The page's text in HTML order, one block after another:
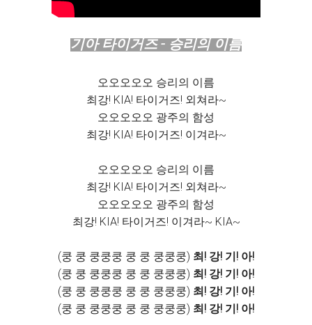
기아 타이거즈 - 승리의 이름
오오오오오 승리의 이름
최강! KIA! 타이거즈! 외쳐라~
오오오오오 광주의 함성
최강! KIA! 타이거즈! 이겨라~
오오오오오 승리의 이름
최강! KIA! 타이거즈! 외쳐라~
오오오오오 광주의 함성
최강! KIA! 타이거즈! 이겨라~ KIA~
(쿵 쿵 쿵쿵쿵 쿵 쿵 쿵쿵쿵) 최! 강! 기! 아!
(쿵 쿵 쿵쿵쿵 쿵 쿵 쿵쿵쿵) 최! 강! 기! 아!
(쿵 쿵 쿵쿵쿵 쿵 쿵 쿵쿵쿵) 최! 강! 기! 아!
(쿵 쿵 쿵쿵쿵 쿵 쿵 쿵쿵쿵) 최! 강! 기! 아!